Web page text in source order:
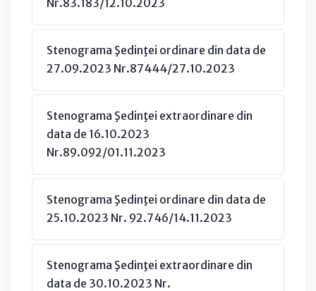
Stenograma Şedinţei ordinare din data de
27.09.2023 Nr.87444/27.10.2023
Stenograma Şedinţei extraordinare din
data de 16.10.2023
Nr.89.092/01.11.2023
Stenograma Şedinţei ordinare din data de
25.10.2023 Nr. 92.746/14.11.2023
Stenograma Şedinţei extraordinare din
data de 30.10.2023 Nr.